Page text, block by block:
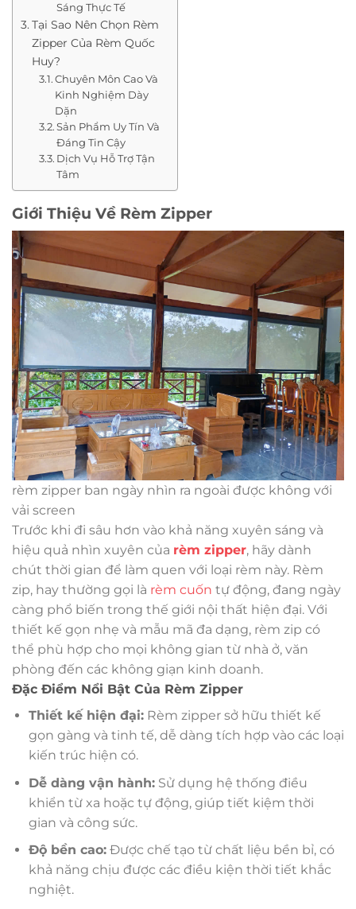
Sáng Thực Tế
Tại Sao Nên Chọn Rèm
Zipper Của Rèm Quốc
Huy?
Chuyên Môn Cao Và
Kinh Nghiệm Dày
Dặn
Sản Phẩm Uy Tín Và
Đáng Tin Cậy
Dịch Vụ Hỗ Trợ Tận
Tâm
Giới Thiệu Về Rèm Zipper
rèm zipper ban ngày nhìn ra ngoài được không với
vải screen
Trước khi đi sâu hơn vào khả năng xuyên sáng và
hiệu quả nhìn xuyên của rèm zipper, hãy dành
chút thời gian để làm quen với loại rèm này. Rèm
zip, hay thường gọi là rèm cuốn tự động, đang ngày
càng phổ biến trong thế giới nội thất hiện đại. Với
thiết kế gọn nhẹ và mẫu mã đa dạng, rèm zip có
thể phù hợp cho mọi không gian từ nhà ở, văn
phòng đến các không giạn kinh doanh.
Đặc Điểm Nổi Bật Của Rèm Zipper
Thiết kế hiện đại:Rèm zipper sở hữu thiết kế
gọn gàng và tinh tế, dễ dàng tích hợp vào các loại
kiến trúc hiện có.
Dễ dàng vận hành:Sử dụng hệ thống điều
khiển từ xa hoặc tự động, giúp tiết kiệm thời
gian và công sức.
Độ bền cao:Được chế tạo từ chất liệu bền bỉ, có
khả năng chịu được các điều kiện thời tiết khắc
nghiệt.